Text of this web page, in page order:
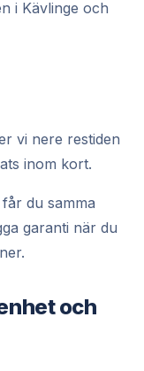
i Kävlinge och
vi nere restiden
inom kort.
du samma
garanti när du
och